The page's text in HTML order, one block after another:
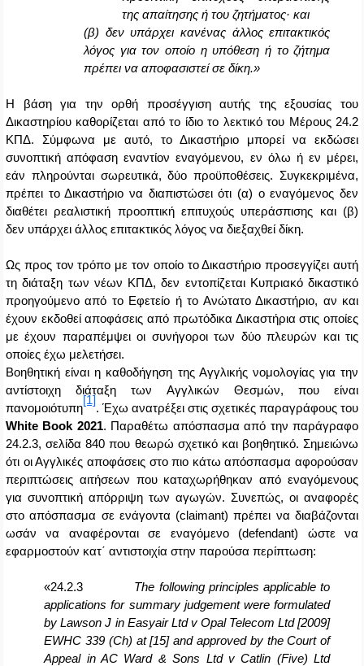
της απαίτησης ή του ζητήματος· και
(β) δεν υπάρχει κανένας άλλος επιτακτικός
λόγος για τον οποίο η υπόθεση ή το ζήτημα
πρέπει να αποφασιστεί σε δίκη.»
Η βάση για την ορθή προσέγγιση αυτής της εξουσίας του
Δικαστηρίου καθορίζεται από το ίδιο το λεκτικό του Μέρους 24.2
ΚΠΔ. Σύμφωνα με αυτό, το Δικαστήριο μπορεί να εκδώσει
συνοπτική απόφαση εναντίον εναγόμενου, εν όλω ή εν μέρει,
εάν πληρούνται σωρευτικά, δύο προϋποθέσεις. Συγκεκριμένα,
πρέπει το Δικαστήριο να διαπιστώσει ότι (α) ο εναγόμενος δεν
διαθέτει ρεαλιστική προοπτική επιτυχούς υπεράσπισης και (β)
δεν υπάρχει άλλος επιτακτικός λόγος να διεξαχθεί δίκη.
Ως προς τον τρόπο με τον οποίο το Δικαστήριο προσεγγίζει αυτή
τη διάταξη των νέων ΚΠΔ, δεν εντοπίζεται Κυπριακό δικαστικό
προηγούμενο από το Εφετείο ή το Ανώτατο Δικαστήριο, αν και
έχουν εκδοθεί αποφάσεις από πρωτόδικα Δικαστήρια στις οποίες
με έχουν παραπέμψει οι συνήγοροι των δύο πλευρών και τις
οποίες έχω μελετήσει.
Βοηθητική είναι η καθοδήγηση της Αγγλικής νομολογίας για την
αντίστοιχη διάταξη των Αγγλικών Θεσμών, που είναι
πανομοιότυπη
[1]
. Έχω ανατρέξει στις σχετικές παραγράφους του
White Book 2021. Παραθέτω απόσπασμα από την παράγραφο
24.2.3, σελίδα 840 που θεωρώ σχετικό και βοηθητικό. Σημειώνω
ότι οι Αγγλικές αποφάσεις στο πιο κάτω απόσπασμα αφορούσαν
περιπτώσεις αιτήσεων που καταχωρήθηκαν από εναγόμενους
για συνοπτική απόρριψη των αγωγών. Συνεπώς, οι αναφορές
στο απόσπασμα σε ενάγοντα (claimant) πρέπει να διαβάζονται
ωσάν να αναφέρονται σε εναγόμενο (defendant) ώστε να
εφαρμοστούν κατ΄ αντιστοιχία στην παρούσα περίπτωση:
«24.2.3
The following principles applicable to
applications for summary judgement were formulated
by Lawson J in Easyair Ltd v Opal Telecom Ltd [2009]
EWHC 339 (Ch) at [15] and approved by the Court of
Appeal in AC Ward & Sons Ltd v Catlin (Five) Ltd